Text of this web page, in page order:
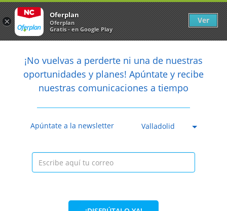

Caducada
Anterior
arrow_back Newsletter
¡No vuelvas a perderte ni una de nuestras
oportunidades y planes! Apúntate y recibe
nuestras comunicaciones a tiempo
Apúntate a la newsletter Valladolid
×
Oferplan
Oferplan
Gratis - en Google Play
Ver